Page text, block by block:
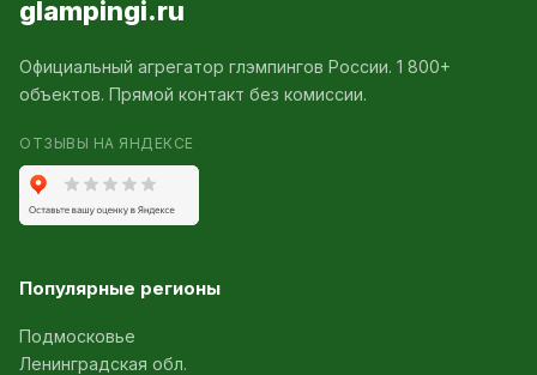
glampingi.ru
Официальный агрегатор глэмпингов России. 1 800+
объектов. Прямой контакт без комиссии.
ОТЗЫВЫ НА ЯНДЕКСЕ
Популярные регионы
Подмосковье
Ленинградская обл.